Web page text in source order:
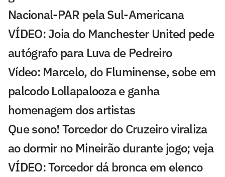
Nacional-PAR pela Sul-Americana
VÍDEO: Joia do Manchester United pede
autógrafo para Luva de Pedreiro
Vídeo: Marcelo, do Fluminense, sobe em
palcodo Lollapalooza e ganha
homenagem dos artistas
Que sono! Torcedor do Cruzeiro viraliza
ao dormir no Mineirão durante jogo; veja
VÍDEO: Torcedor dá bronca em elenco